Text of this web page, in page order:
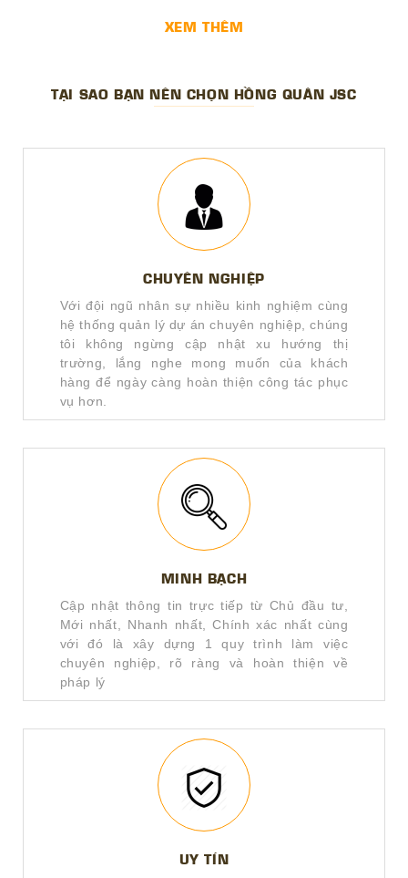
XEM THÊM
TẠI SAO BẠN NÊN CHỌN HỒNG QUÂN JSC
CHUYÊN NGHIỆP
Với đội ngũ nhân sự nhiều kinh nghiệm cùng
hệ thống quản lý dự án chuyên nghiệp, chúng
tôi không ngừng cập nhật xu hướng thị
trường, lắng nghe mong muốn của khách
hàng để ngày càng hoàn thiện công tác phục
vụ hơn.
MINH BẠCH
Cập nhật thông tin trực tiếp từ Chủ đầu tư,
Mới nhất, Nhanh nhất, Chính xác nhất cùng
với đó là xây dựng 1 quy trình làm việc
chuyên nghiệp, rõ ràng và hoàn thiện về
pháp lý
UY TÍN